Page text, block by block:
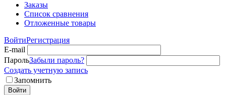
Заказы
Список сравнения
Отложенные товары
ВойтиРегистрация
E-mail
ПарольЗабыли пароль?
Создать учетную запись
Запомнить
Войти